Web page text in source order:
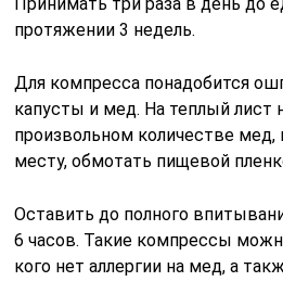
протяжении 3 недель.
Для компресса понадобится
капусты и мед. На теплый лист
произвольном количестве
месту, обмотать пищевой
Оставить до полного
6 часов. Такие компрессы
кого нет аллергии на мед, а